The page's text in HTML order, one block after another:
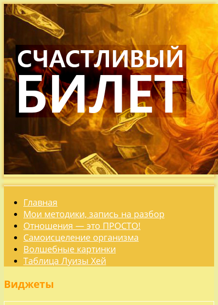
Главная
Мои методики, запись на разбор
Отношения — это ПРОСТО!
Самоисцеление организма
Волшебные картинки
Таблица Луизы Хей
Виджеты